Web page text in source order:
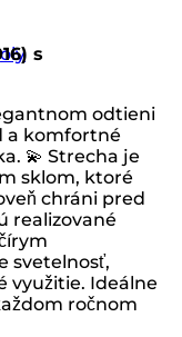
s
odtieni
a komfortné
💫 Strecha je
sklom, ktoré
chráni pred
realizované
svetelnosť,
využitie. Ideálne
ročnom